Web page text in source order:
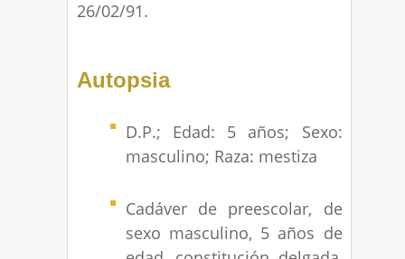
26/02/91.
Autopsia
D.P.; Edad: 5 años; Sexo:
masculino; Raza: mestiza
Cadáver de preescolar, de
sexo masculino, 5 años de